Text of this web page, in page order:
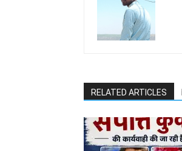
RELATED ARTICLES